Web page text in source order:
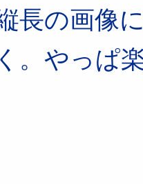
長の画像
。やっぱ